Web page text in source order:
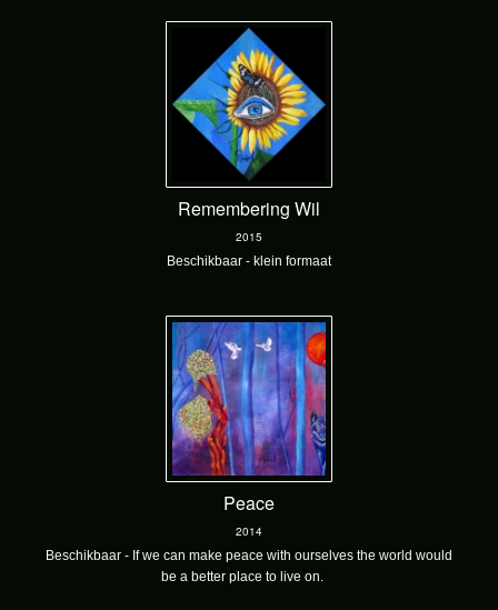
Remembering Wil
2015
Beschikbaar - klein formaat
Peace
2014
Beschikbaar - If we can make peace with ourselves the world would
be a better place to live on.